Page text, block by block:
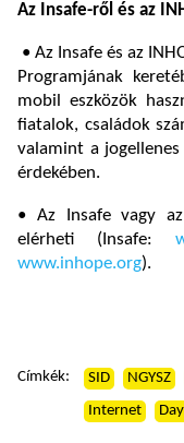
Az Insafe-ről és az
• Az Insafe és az
Programjának
mobil eszközök
fiatalok, családok
valamint a
érdekében.
• Az Insafe vagy
elérheti (Insafe:
www.inhope.org).
Címkék: SID NGYSZ
Internet
Day